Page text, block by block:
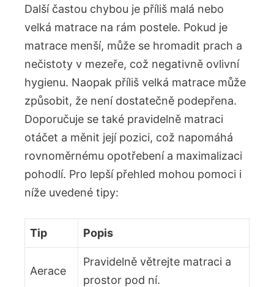
Další častou chybou je příliš malá nebo
velká matrace na rám postele. Pokud je
matrace menší, může se hromadit prach a
nečistoty v mezeře, což negativně ovlivní
hygienu. Naopak příliš velká matrace může
způsobit, že není dostatečně podepřena.
Doporučuje se také pravidelně matraci
otáčet a měnit její pozici, což napomáhá
rovnoměrnému opotřebení a maximalizaci
pohodlí. Pro lepší přehled mohou pomoci i
níže uvedené tipy:
Tip Popis
Aerace
Pravidelně větrejte matraci a
prostor pod ní.